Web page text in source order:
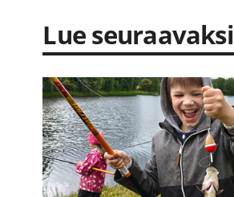
Lue seuraavaksi